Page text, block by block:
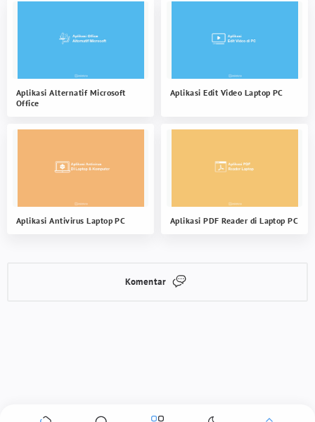
Aplikasi Alternatif Microsoft
Office
Aplikasi Edit Video Laptop PC
Aplikasi Antivirus Laptop PC Aplikasi PDF Reader di Laptop PC
Komentar